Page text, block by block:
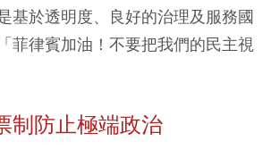
基於透明度、良好的治理及服務國
菲律賓加油！不要把我們的民主視
制防止極端政治